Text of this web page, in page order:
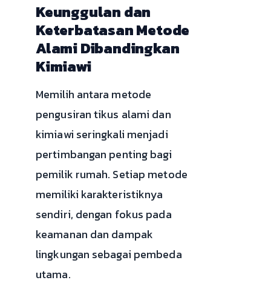
Keunggulan dan
Keterbatasan Metode
Alami Dibandingkan
Kimiawi
Memilih antara metode
pengusiran tikus alami dan
kimiawi seringkali menjadi
pertimbangan penting bagi
pemilik rumah. Setiap metode
memiliki karakteristiknya
sendiri, dengan fokus pada
keamanan dan dampak
lingkungan sebagai pembeda
utama.